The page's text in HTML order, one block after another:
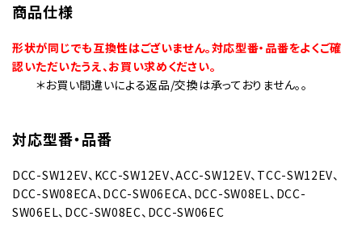
商品仕様
形状が同じでも互換性はございません。対応型番・品番をよくご確
認いただいたうえ、お買い求めください。
＊お買い間違いによる返品/交換は承っておりません。。
対応型番・品番
DCC-SW12EV、KCC-SW12EV、ACC-SW12EV、TCC-SW12EV、
DCC-SW08ECA、DCC-SW06ECA、DCC-SW08EL、DCC-
SW06EL、DCC-SW08EC、DCC-SW06EC